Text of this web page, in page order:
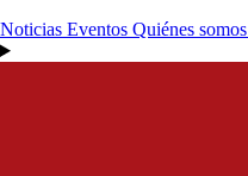
Noticias Eventos Quiénes somos